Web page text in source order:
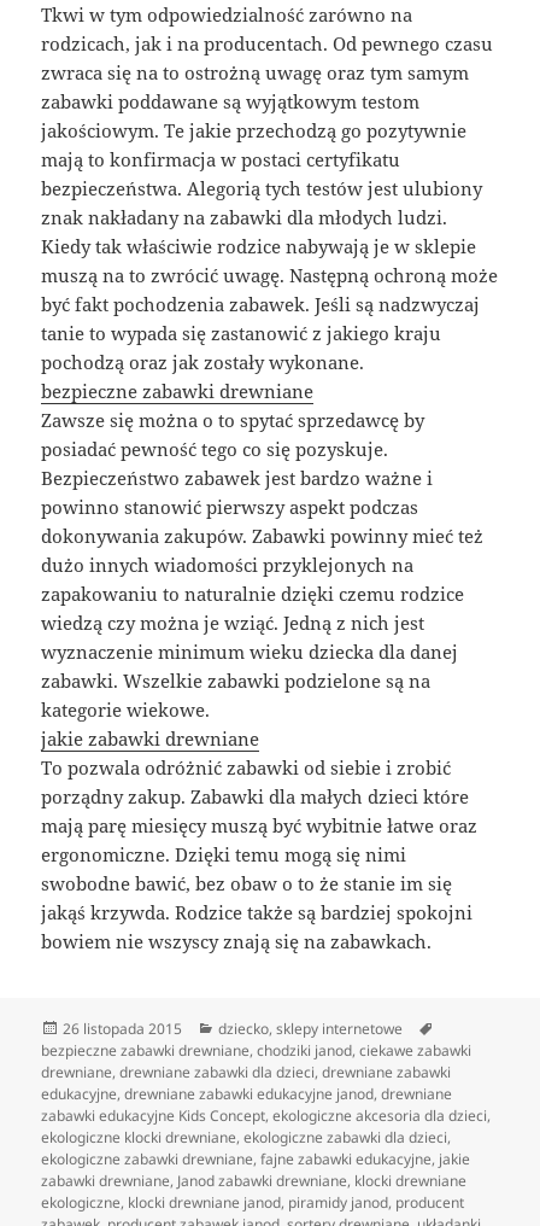
Tkwi w tym odpowiedzialność zarówno na
rodzicach, jak i na producentach. Od pewnego czasu
zwraca się na to ostrożną uwagę oraz tym samym
zabawki poddawane są wyjątkowym testom
jakościowym. Te jakie przechodzą go pozytywnie
mają to konfirmacja w postaci certyfikatu
bezpieczeństwa. Alegorią tych testów jest ulubiony
znak nakładany na zabawki dla młodych ludzi.
Kiedy tak właściwie rodzice nabywają je w sklepie
muszą na to zwrócić uwagę. Następną ochroną może
być fakt pochodzenia zabawek. Jeśli są nadzwyczaj
tanie to wypada się zastanowić z jakiego kraju
pochodzą oraz jak zostały wykonane.
bezpieczne zabawki drewniane
Zawsze się można o to spytać sprzedawcę by
posiadać pewność tego co się pozyskuje.
Bezpieczeństwo zabawek jest bardzo ważne i
powinno stanowić pierwszy aspekt podczas
dokonywania zakupów. Zabawki powinny mieć też
dużo innych wiadomości przyklejonych na
zapakowaniu to naturalnie dzięki czemu rodzice
wiedzą czy można je wziąć. Jedną z nich jest
wyznaczenie minimum wieku dziecka dla danej
zabawki. Wszelkie zabawki podzielone są na
kategorie wiekowe.
jakie zabawki drewniane
To pozwala odróżnić zabawki od siebie i zrobić
porządny zakup. Zabawki dla małych dzieci które
mają parę miesięcy muszą być wybitnie łatwe oraz
ergonomiczne. Dzięki temu mogą się nimi
swobodne bawić, bez obaw o to że stanie im się
jakąś krzywda. Rodzice także są bardziej spokojni
bowiem nie wszyscy znają się na zabawkach.
Data
publikacji
26 listopada 2015 Kategorie
dziecko,sklepy internetowe
bezpieczne zabawki drewniane,chodziki janod,ciekawe zabawki
drewniane,drewniane zabawki dla dzieci,drewniane zabawki
edukacyjne,drewniane zabawki edukacyjne janod,drewniane
zabawki edukacyjne Kids Concept,ekologiczne akcesoria dla dzieci,
ekologiczne klocki drewniane,ekologiczne zabawki dla dzieci,
ekologiczne zabawki drewniane,fajne zabawki edukacyjne, jakie
zabawki drewniane, Janod zabawki drewniane, klocki drewniane
ekologiczne, klocki drewniane janod, piramidy janod, producent